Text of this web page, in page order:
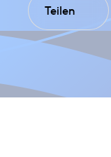
Teilen